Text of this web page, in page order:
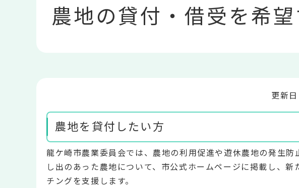
農地の貸付・借受を希
更新
農地を貸付したい方
龍ケ崎市農業委員会では、農地の利用促進や遊休農地の発生
し出のあった農地について、市公式ホームページに掲載し、
チングを支援します。